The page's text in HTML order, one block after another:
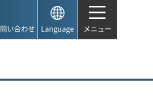
問い合わせ Language メニュー